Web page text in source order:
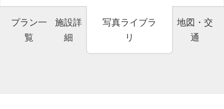
プラン一
覧
施設詳
細
写真ライブラ
リ
地図・交
通